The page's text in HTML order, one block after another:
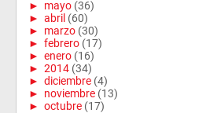
► mayo (36)
► abril (60)
► marzo (30)
► febrero (17)
► enero (16)
► 2014 (34)
► diciembre (4)
► noviembre (13)
► octubre (17)